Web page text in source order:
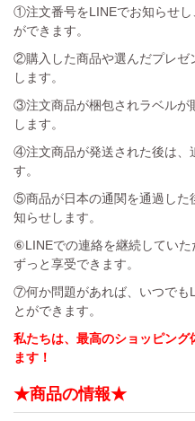
①注文番号をLINEでお知らせし
ができます。
②購入した商品や選んだプレゼ
します。
③注文商品が梱包されラベルが
します。
④注文商品が発送された後は、
す。
⑤商品が日本の通関を通過した
知らせします。
⑥LINEでの連絡を継続していた
ずっと享受できます。
⑦何か問題があれば、いつでも
とができます。
私たちは、最高のショッピン
ます！
★商品の情報★